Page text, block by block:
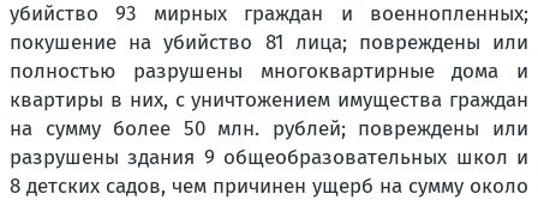
убийство 93 мирных граждан и военнопленных;
покушение на убийство 81 лица; повреждены или
полностью разрушены многоквартирные дома и
квартиры в них, с уничтожением имущества граждан
на сумму более 50 млн. рублей; повреждены или
разрушены здания 9 общеобразовательных школ и
8 детских садов, чем причинен ущерб на сумму около